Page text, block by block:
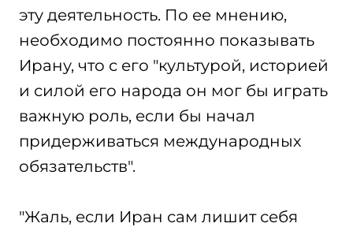
эту деятельность. По ее мнению,
необходимо постоянно показывать
Ирану, что с его "культурой, историей
и силой его народа он мог бы играть
важную роль, если бы начал
придерживаться международных
обязательств".
"Жаль, если Иран сам лишит себя